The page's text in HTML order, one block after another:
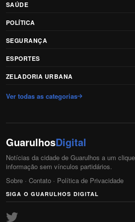
SAÚDE
POLÍTICA
SEGURANÇA
ESPORTES
ZELADORIA URBANA
Ver todas as categorias
GuarulhosDigital
Notícias da cidade de Guarulhos a um
informação sem vínculos partidários.
Sobre · Contato · Política de Privacidade
SIGA O GUARULHOS DIGITAL